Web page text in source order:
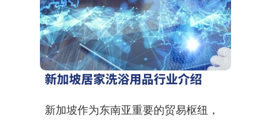
新加坡居家洗浴用品行业介绍
新加坡作为东南亚重要的贸易枢纽，